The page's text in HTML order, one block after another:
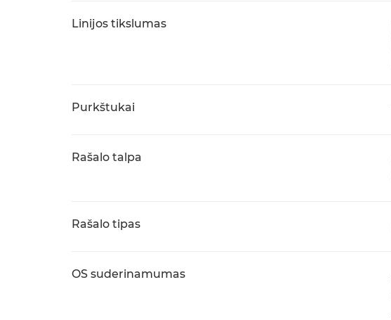
Linijos tikslumas
Purkštukai
Rašalo talpa
Rašalo tipas
OS suderinamumas